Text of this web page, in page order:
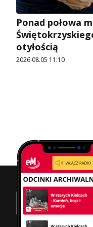
Ponad połowa
otyłością
2026.08.05 11:10